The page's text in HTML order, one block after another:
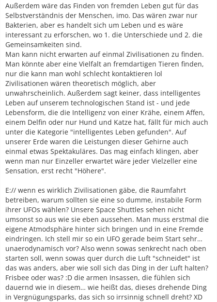
Außerdem wäre das Finden von fremden Leben gut für das
Selbstverständnis der Menschen, imo. Das wären zwar nur
Bakterien, aber es handelt sich um Leben und es wäre
interessant zu erforschen, wo 1. die Unterschiede und 2. die
Gemeinsamkeiten sind.
Man kann nicht erwarten auf einmal Zivilisationen zu finden.
Man könnte aber eine Vielfalt an fremdartigen Tieren finden,
nur die kann man wohl schlecht kontaktieren lol
Zivilisationen wären theoretisch möglich, aber
unwahrscheinlich. Außerdem sagt keiner, dass intelligentes
Leben auf unserem technologischen Stand ist - und jede
Lebensform, die die Intelligenz von einer Krähe, einem Affen,
einem Delfin oder nur Hund und Katze hat, fällt für mich auch
unter die Kategorie "intelligentes Leben gefunden". Auf
unserer Erde waren die Leistungen dieser Gehirne auch
einmal etwas Spektakuläres. Das mag einfach klingen, aber
wenn man nur Einzeller erwartet wäre jeder Vielzeller eine
Sensation, erst recht "Höhere".
E:// wenn es wirklich Zivilisationen gäbe, die Raumfahrt
betreiben, warum sollten sie eine so dumme, instabile Form
ihrer UFOs wählen? Unsere Space Shuttles sehen nicht
umsonst so aus wie sie eben aussehen. Man muss erstmal die
eigene Atmodsphäre hinter sich bringen und in eine Fremde
eindringen. Ich stell mir so ein UFO gerade beim Start sehr…
unaerodynamisch vor? Also wenn sowas senkrecht nach oben
starten soll, wenn sowas quer durch die Luft "schneidet" ist
das was anders, aber wie soll sich das Ding in der Luft halten?
Frisbee oder was? :D die armen Insassen, die fühlen sich
dauernd wie in diesem… wie heißt das, dieses drehende Ding
in Vergnügungsparks, das sich so irrsinnig schnell dreht? XD